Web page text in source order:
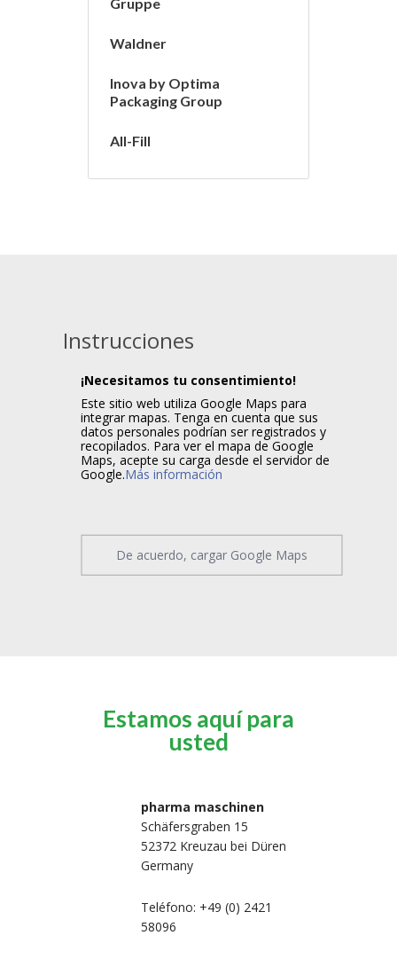
Waldner
Inova by Optima
Packaging Group
All-Fill
Estamos aquí para
usted
pharma maschinen
Schäfersgraben 15
52372 Kreuzau bei Düren
Germany
Teléfono: +49 (0) 2421
58096
Instrucciones
¡Necesitamos tu consentimiento!
Este sitio web utiliza Google Maps para
integrar mapas. Tenga en cuenta que sus
datos personales podrían ser registrados y
recopilados. Para ver el mapa de Google
Maps, acepte su carga desde el servidor de
Google.Más información
De acuerdo, cargar Google Maps